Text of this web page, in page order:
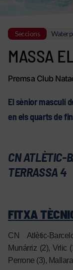
Seccions
MASSA
Premsa Club
El sènior masculí
en els quarts de
CN ATLÈTIC-
TERRASSA 4
FITXA
CN Atlètic-
Munárriz (2), Vrlic
Perrone (3),